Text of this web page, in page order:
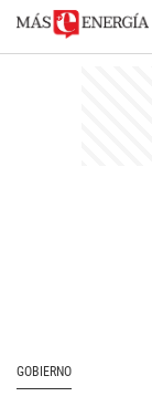
GOBIERNO